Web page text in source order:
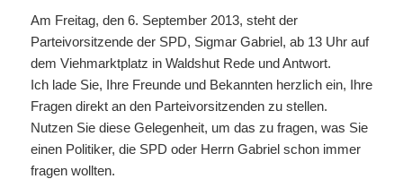
Am Freitag, den 6. September 2013, steht der
Parteivorsitzende der SPD, Sigmar Gabriel, ab 13 Uhr auf
dem Viehmarktplatz in Waldshut Rede und Antwort.
Ich lade Sie, Ihre Freunde und Bekannten herzlich ein, Ihre
Fragen direkt an den Parteivorsitzenden zu stellen.
Nutzen Sie diese Gelegenheit, um das zu fragen, was Sie
einen Politiker, die SPD oder Herrn Gabriel schon immer
fragen wollten.